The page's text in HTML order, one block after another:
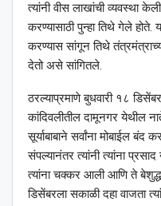
त्यांनी वीस लाखांची व्यवस्था
करण्यासाठी पुन्हा तिथे गेले होते.
करण्यास सांगून तिथे
देतो असे सांगितले.
ठरल्याप्रमाणे बुधवारी १८
कांदिवलीतील दामूनगर येथील
सूर्याबाबाने सर्वांना मोबाईल
संपल्यानंतर त्यांनी त्यांना
त्यांना चक्कर आली आणि ते बेशुद्ध
डिसेंबरला सकाळी दहा वाजता